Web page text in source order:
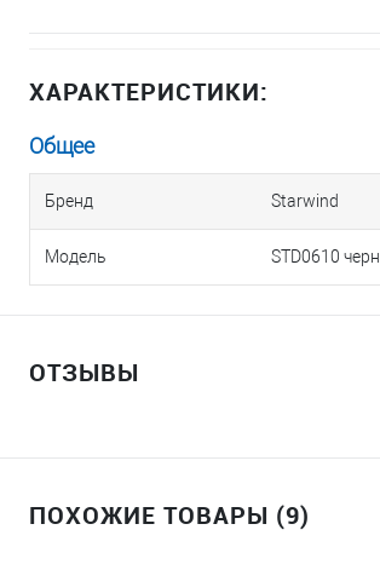
ХАРАКТЕРИСТИКИ:
Общее
Бренд Starwind
Модель STD0610 черн
ОТЗЫВЫ
ПОХОЖИЕ ТОВАРЫ (9)